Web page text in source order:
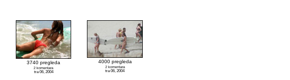
3740 pregleda
2 komentara
tra 06, 2004
4000 pregleda
2 komentara
tra 06, 2004